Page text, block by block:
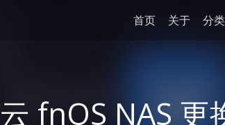
首页 关于 分类
fnOS NAS